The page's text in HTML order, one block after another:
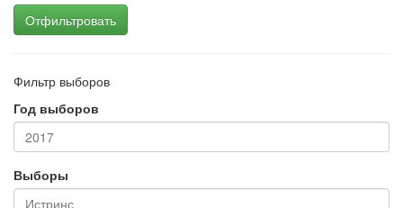
Отфильтровать
Фильтр выборов
Год выборов
Выборы